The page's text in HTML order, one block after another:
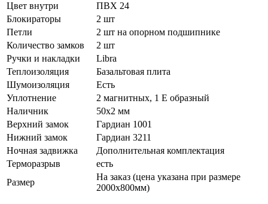
Цвет внутри
ПВХ 24
Блокираторы
2 шт
Петли
2 шт на опорном подшипнике
Количество замков
2 шт
Ручки и накладки
Libra
Теплоизоляция
Базальтовая плита
Шумоизоляция
Есть
Уплотнение
2 магнитных, 1 Е образный
Наличник
50х2 мм
Верхний замок
Гардиан 1001
Нижний замок
Гардиан 3211
Ночная задвижка
Дополнительная комплектация
Терморазрыв
есть
Размер
На заказ (цена указана при размере
2000х800мм)